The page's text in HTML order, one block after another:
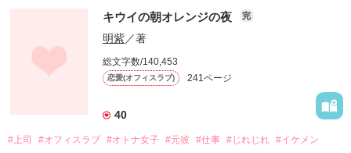
沢田真湖(さわだ　まこ)は切れ者の五嶋雅喜(ごとう　まさき)
知的で格好いいと、みなは騒ぐが、その目で見つめられる
と、凍りつきそうになるからだ。
もさっぱりわからないまま。
キウイの朝オレンジの夜 完
明紫／著
総文字数/140,453
恋愛(オフィスラブ) 241ページ
40
#上司 #オフィスラブ #オトナ女子 #元彼 #仕事 #じれじれ #イケメン